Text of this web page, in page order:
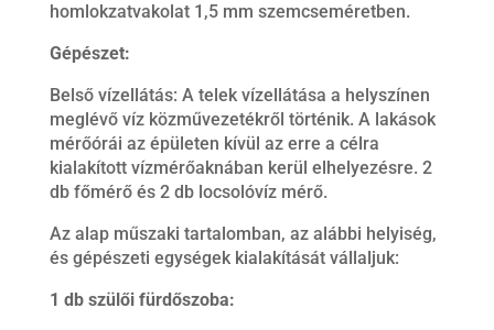
homlokzatvakolat 1,5 mm szemcseméretben.
Gépészet:
Belső vízellátás: A telek vízellátása a helyszínen
meglévő víz közművezetékről történik. A lakások
mérőórái az épületen kívül az erre a célra
kialakított vízmérőaknában kerül elhelyezésre. 2
db főmérő és 2 db locsolóvíz mérő.
Az alap műszaki tartalomban, az alábbi helyiség,
és gépészeti egységek kialakítását vállaljuk:
1 db szülői fürdőszoba: